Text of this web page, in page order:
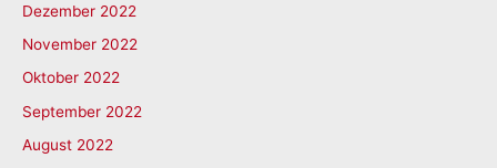
Dezember 2022
November 2022
Oktober 2022
September 2022
August 2022